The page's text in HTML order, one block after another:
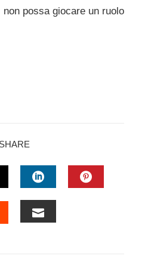
possa giocare un ruolo
SHARE
LINKEDIN